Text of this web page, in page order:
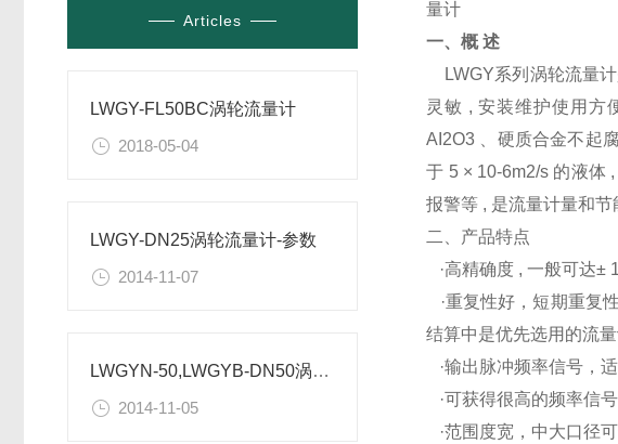
Articles
LWGY-FL50BC涡轮流量计
2018-05-04
LWGY-DN25涡轮流量计-参数
2014-11-07
LWGYN-50,LWGYB-DN50涡轮流量计-技术参数
2014-11-05
量计
一、概 述
LWGY系列涡轮流量
灵敏 , 安装维护使用方
AI2O3 、硬质合金不起
于 5 × 10-6m2/s 的液体
报警等 , 是流量计量和节
二、产品特点
·高精确度 , 一般可达±
·重复性好，短期重复
结算中是优先选用的流量
·输出脉冲频率信号，
·可获得很高的频率信
·范围度宽，中大口径